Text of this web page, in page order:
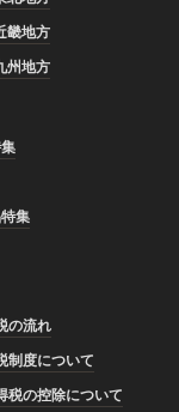
畿地方
州地方
集
の流れ
制度について
税の控除について